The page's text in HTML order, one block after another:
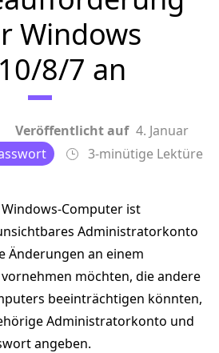
Windows
8/7 an
Veröffentlicht auf 4. Januar
3-minütige Lektüre
Computer ist
Administratorkonto
Änderungen an einem
möchten, die andere
beeinträchtigen könnten,
Administratorkonto und
angeben.